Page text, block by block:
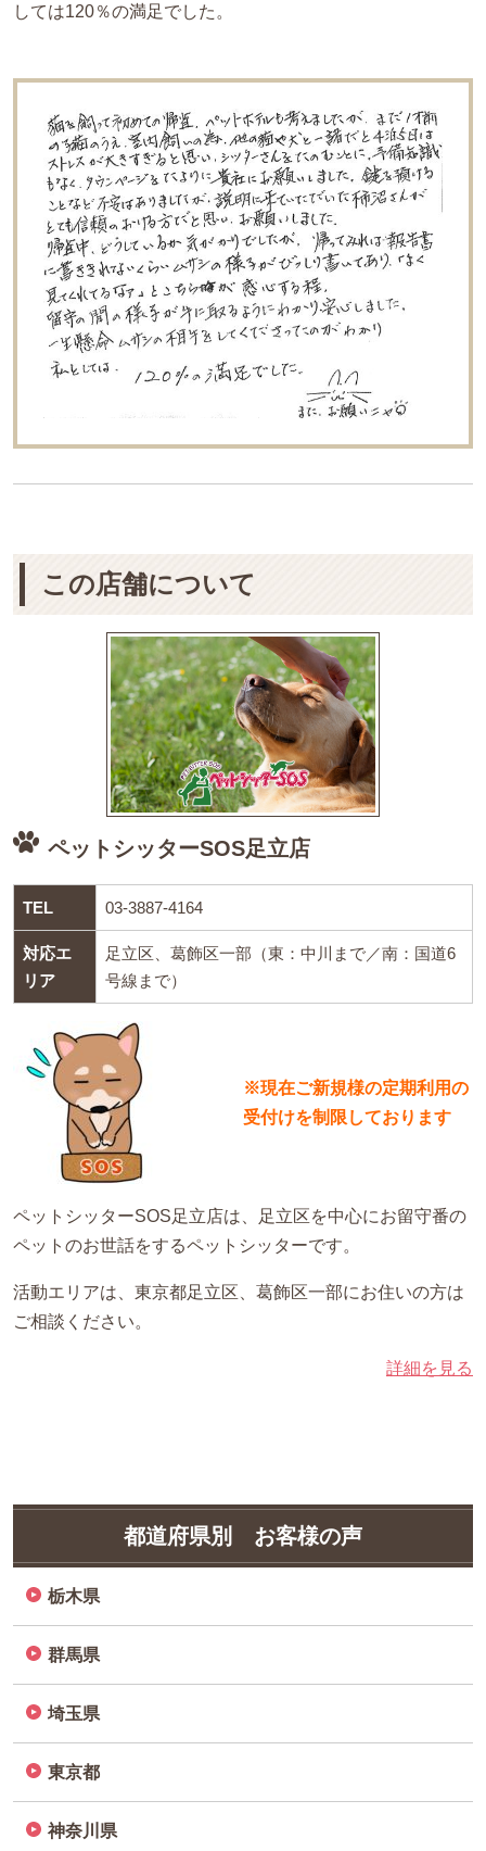
しては120％の満足でした。
この店舗について
ペットシッターSOS足立店
TEL 03-3887-4164
対応エ
リア
足立区、葛飾区一部（東：中川まで／南：国道6
号線まで）
※現在ご新規様の定期利用の
受付けを制限しております
ペットシッターSOS足立店は、足立区を中心にお留守番の
ペットのお世話をするペットシッターです。
活動エリアは、東京都足立区、葛飾区一部にお住いの方は
ご相談ください。
詳細を見る
都道府県別 お客様の声
栃木県
群馬県
埼玉県
東京都
神奈川県